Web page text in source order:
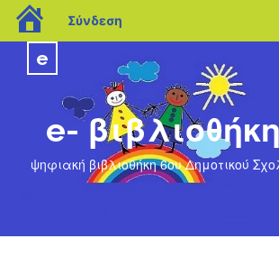
blogs.sch.gr
Σύνδεση
e
e-
ψηφιακή βιβλιοθήκη 6ου Δημοτικού